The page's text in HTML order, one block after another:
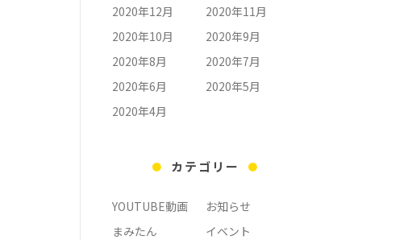
2020年12月
2020年11月
2020年10月
2020年9月
2020年8月
2020年7月
2020年6月
2020年5月
2020年4月
カテゴリー
YOUTUBE動画
お知らせ
まみたん
イベント